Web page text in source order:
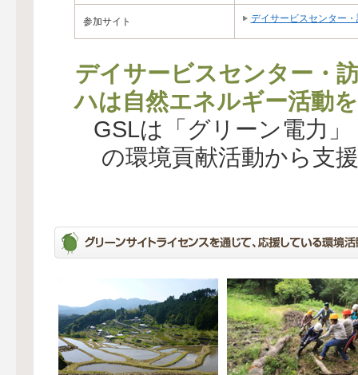
参加サイト デイサービスセンター
デイサービスセンター
ハは自然エネルギー活動
GSLは「グリーン電力
の環境貢献活動から支